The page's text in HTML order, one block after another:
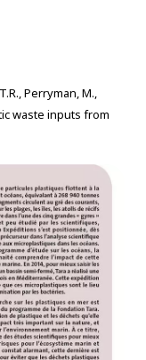
Perryman, M.,
waste inputs from